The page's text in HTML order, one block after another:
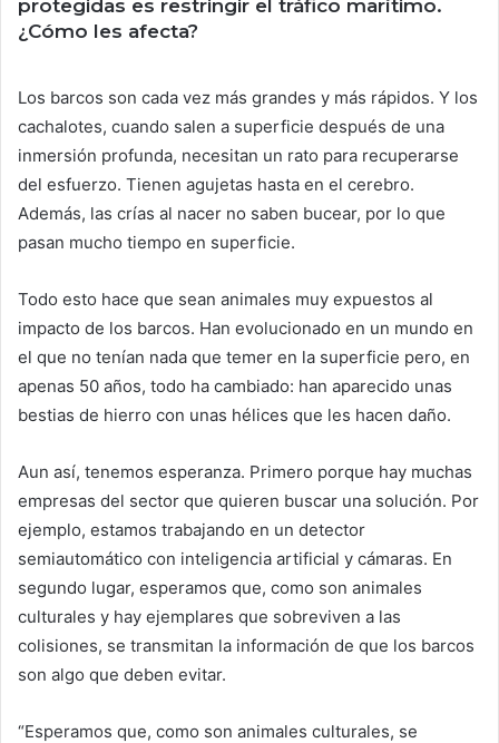
protegidas es restringir el tráfico marítimo.
¿Cómo les afecta?
Los barcos son cada vez más grandes y más rápidos. Y los
cachalotes, cuando salen a superficie después de una
inmersión profunda, necesitan un rato para recuperarse
del esfuerzo. Tienen agujetas hasta en el cerebro.
Además, las crías al nacer no saben bucear, por lo que
pasan mucho tiempo en superficie.
Todo esto hace que sean animales muy expuestos al
impacto de los barcos. Han evolucionado en un mundo en
el que no tenían nada que temer en la superficie pero, en
apenas 50 años, todo ha cambiado: han aparecido unas
bestias de hierro con unas hélices que les hacen daño.
Aun así, tenemos esperanza. Primero porque hay muchas
empresas del sector que quieren buscar una solución. Por
ejemplo, estamos trabajando en un detector
semiautomático con inteligencia artificial y cámaras. En
segundo lugar, esperamos que, como son animales
culturales y hay ejemplares que sobreviven a las
colisiones, se transmitan la información de que los barcos
son algo que deben evitar.
“Esperamos que, como son animales culturales, se